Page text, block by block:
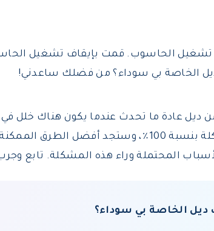
تشغيل الحاسوب. قمت بإيقاف تشغيل
الخاصة بي سوداء؟ من فضلك ساعدني!
ديل عادة ما تحدث عندما يكون هناك خلل في
الممكنة
المحتملة وراء هذه المشكلة. تابع وجرب
ديل الخاصة بي سوداء؟